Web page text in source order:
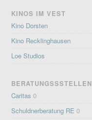
KINOS IM VEST
Kino Dorsten
Kino Recklinghausen
Loe Studios
BERATUNGSSSTELLEN
Caritas 0
Schuldnerberatung RE 0